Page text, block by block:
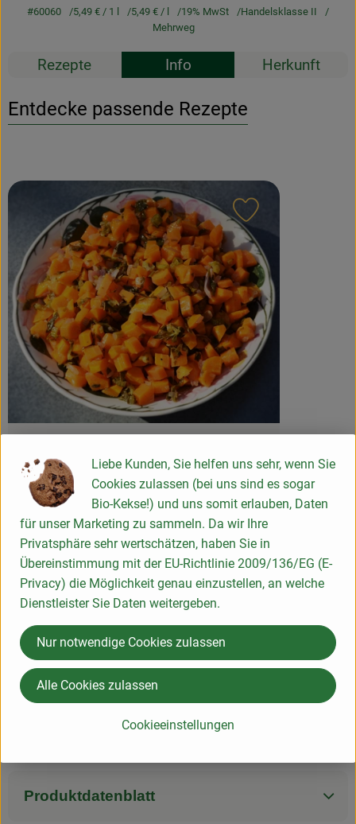
#60060 5,49 € / 1 l 5,49 € / l 19% MwSt
Handelsklasse II
Mehrweg
Rezepte Info Herkunft
Entdecke passende Rezepte
Schwierigkeit:
einfach 5 Zutaten
Info
Mehrweg: Bitte über das Leergut zurückgeben!
Produktinformationen
Produktdatenblatt
Liebe Kunden, Sie helfen uns sehr, wenn Sie
Cookies zulassen (bei uns sind es sogar
Bio-Kekse!) und uns somit erlauben, Daten
für unser Marketing zu sammeln. Da wir Ihre
Privatsphäre sehr wertschätzen, haben Sie in
Übereinstimmung mit der EU-Richtlinie 2009/136/EG (E-
Privacy) die Möglichkeit genau einzustellen, an welche
Dienstleister Sie Daten weitergeben.
Cookieeinstellungen
Nur notwendige Cookies zulassen
Alle Cookies zulassen